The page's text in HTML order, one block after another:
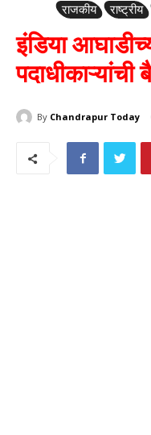
राजकीय
राष्ट्रीय
इंडिया
By Chandrapur Today